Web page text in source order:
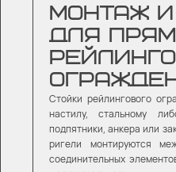
МОНТАЖ
ДЛЯ
Стойки рейлингового
настилу, стальному
подпятники, анкера или
ригели монтируются
соединительных